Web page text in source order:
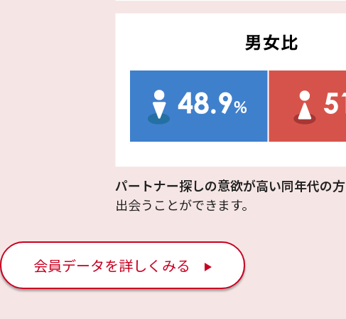
パートナー探しの意欲が高い同年代の方
出会うことができます。
会員データを詳しくみる